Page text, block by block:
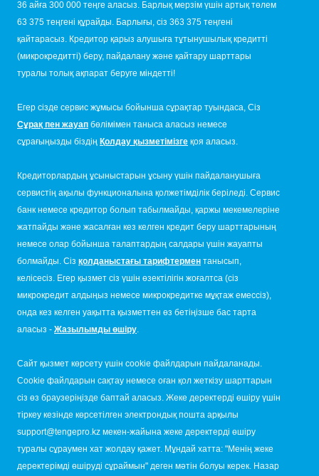
36 айға 300 000 теңге аласыз. Барлық мерзім үшін артық төлем
63 375 теңгені құрайды. Барлығы, сіз 363 375 теңгені
қайтарасыз. Кредитор қарыз алушыға тұтынушылық кредитті
(микрокредитті) беру, пайдалану және қайтару шарттары
туралы толық ақпарат беруге міндетті!
Егер сізде сервис жұмысы бойынша сұрақтар туындаса, Сіз
Сұрақ пен жауап бөлімімен таныса аласыз немесе
сұрағыңызды біздің Қолдау қызметімізге қоя аласыз.
Кредиторлардың ұсыныстарын ұсыну үшін пайдаланушыға
сервистің ақылы функционалына қолжетімділік беріледі. Сервис
банк немесе кредитор болып табылмайды, қаржы мекемелеріне
жатпайды және жасалған кез келген кредит беру шарттарының
немесе олар бойынша талаптардың салдары үшін жауапты
болмайды. Сіз қолданыстағы тарифтермен танысып,
келісесіз. Егер қызмет сіз үшін өзектілігін жоғалтса (сіз
микрокредит алдыңыз немесе микрокредитке мұқтаж емессіз),
онда кез келген уақытта қызметтен өз бетіңізше бас тарта
аласыз - Жазылымды өшіру
Сайт қызмет көрсету үшін cookie файлдарын пайдаланады.
Cookie файлдарын сақтау немесе оған қол жеткізу шарттарын
сіз өз браузеріңізде баптай аласыз. Жеке деректерді өшіру үшін
тіркеу кезінде көрсетілген электрондық пошта арқылы
support@tengepro.kz мекен-жайына жеке деректерді өшіру
туралы сұраумен хат жолдау қажет. Мұндай хатта: "Менің жеке
деректерімді өшіруді сұраймын" деген мәтін болуы керек. Назар